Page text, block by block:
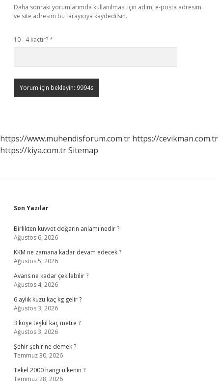
Daha sonraki yorumlarımda kullanılması için adım, e-posta adresim
ve site adresim bu tarayıcıya kaydedilsin.
10 - 4 kaçtır?*
https://www.muhendisforum.com.tr https://cevikman.com.tr
https://kiya.com.trSitemap
Sidebar
Son Yazılar
Birlikten kuvvet doğarın anlamı nedir ?
Ağustos 6, 2026
KKM ne zamana kadar devam edecek ?
Ağustos 5, 2026
Avans ne kadar çekilebilir ?
Ağustos 4, 2026
6 aylık kuzu kaç kg gelir ?
Ağustos 3, 2026
3 köşe teşkil kaç metre ?
Ağustos 3, 2026
Şehir şehir ne demek ?
Temmuz 30, 2026
Tekel 2000 hangi ülkenin ?
Temmuz 28, 2026